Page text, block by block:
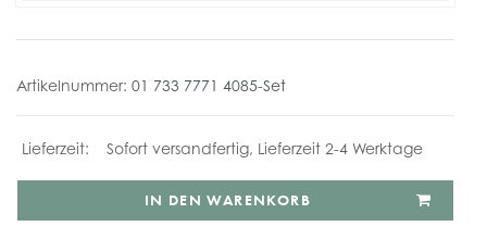
Artikelnummer: 01 733 7771 4085-Set
Sofort versandfertig, Lieferzeit 2-4 Werktage
IN DEN WARENKORB